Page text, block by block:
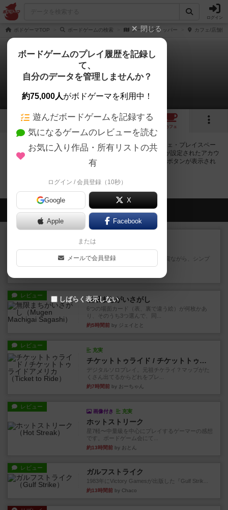
ログイン
ボドゲーマTOP ボードゲームの検索 クーポンクリッパー カフェ/店舗情
クーポンクリッパー
0店のカフェ/スペースが提供中
カフェ
クーポンクリッパーで遊ぶことができるボードゲームカフェ・プレイスペー
スが0店登録されています。公開プロフィールの都道府県が設定されたアカウ
ントでログインすると、同じ都道府県内の店舗に絞り込むボタンが表示され
会員の新しい投稿
充実
花火
ずっと前のドイツ年間ゲーム大賞ながら、シンプ
ルで簡単な小ゲームで今でも...
レビュー 無限まちがいさがし
6つの場面カード（表、裏で違う絵）が何枚かあ
り、そのうち3つ選んで、同...
約5時間前 by ジェイとと
レビュー
充実
チケットトゥライド / チケットトゥライドアメリカ
デジタルソロプレイ。元祖チケライ？マップがた
くさん出てるからどれをプレ...
約7時間前 by おーちゃん
レビュー
画像付き 充実
ホットストリーク
星7軽〜中量級を中心にプレイするゲーマーの感想
です。ボードゲーム会にて...
約13時間前 by おとん
レビュー ガルフストライク
1983年にVictory Gamesが出版した『Gulf Strik...
約13時間前 by Chaco
閉じる
ボードゲームのプレイ履歴を記録し
て、
自分のデータを管理しませんか？
約75,000人がボドゲーマを利用中！
遊んだボードゲームを記録する
気になるゲームのレビューを読む
お気に入り作品・所有リストの共
有
ログイン / 会員登録（10秒）
Google X
Apple Facebook
または
メールで会員登録
しばらく表示しない